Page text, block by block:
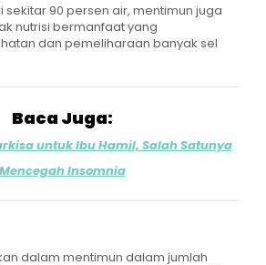
sekitar 90 persen air, mentimun juga
nutrisi bermanfaat yang
dan pemeliharaan banyak sel
Baca Juga:
untuk Ibu Hamil, Salah Satunya
Mencegah Insomnia
dalam mentimun dalam jumlah